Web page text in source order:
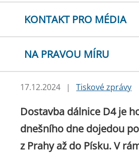
KONTAKT PRO MÉDIA
NA PRAVOU MÍRU
17.12.2024 | Tiskové zprávy
Dostavba dálnice D4 je
dnešního dne dojedou
z Prahy až do Písku. V